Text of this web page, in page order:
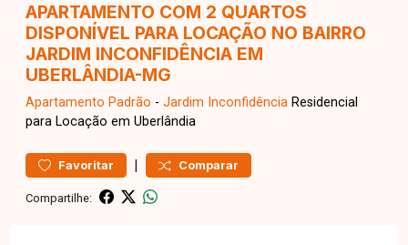
APARTAMENTO COM 2 QUARTOS
DISPONÍVEL PARA LOCAÇÃO NO BAIRRO
JARDIM INCONFIDÊNCIA EM
UBERLÂNDIA-MG
Apartamento Padrão - Jardim Inconfidência Residencial
para Locação em Uberlândia
Favoritar | Comparar
Compartilhe: